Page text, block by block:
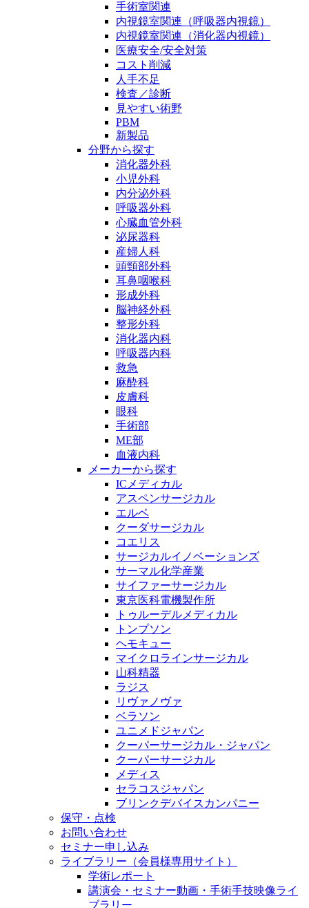
手術室関連
内視鏡室関連（呼吸器内視鏡）
内視鏡室関連（消化器内視鏡）
医療安全/安全対策
コスト削減
人手不足
検査／診断
見やすい術野
PBM
新製品
分野から探す
消化器外科
小児外科
内分泌外科
呼吸器外科
心臓血管外科
泌尿器科
産婦人科
頭頸部外科
耳鼻咽喉科
形成外科
脳神経外科
整形外科
消化器内科
呼吸器内科
救急
麻酔科
皮膚科
眼科
手術部
ME部
血液内科
メーカーから探す
ICメディカル
アスペンサージカル
エルベ
クーダサージカル
コエリス
サージカルイノベーションズ
サーマル化学産業
サイファーサージカル
東京医科電機製作所
トゥルーデルメディカル
トンプソン
ヘモキュー
マイクロラインサージカル
山科精器
ラジス
リヴァノヴァ
ベラソン
ユニメドジャパン
クーパーサージカル・ジャパン
クーパーサージカル
メディス
セラコスジャパン
ブリンクデバイスカンパニー
保守・点検
お問い合わせ
セミナー申し込み
ライブラリー（会員様専用サイト）
学術レポート
講演会・セミナー動画・手術手技映像ライ
ブラリー